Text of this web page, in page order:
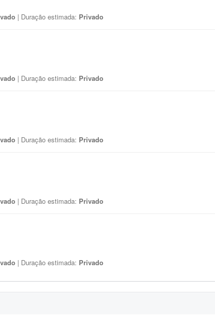
| Duração estimada: Privado
| Duração estimada: Privado
| Duração estimada: Privado
| Duração estimada: Privado
| Duração estimada: Privado